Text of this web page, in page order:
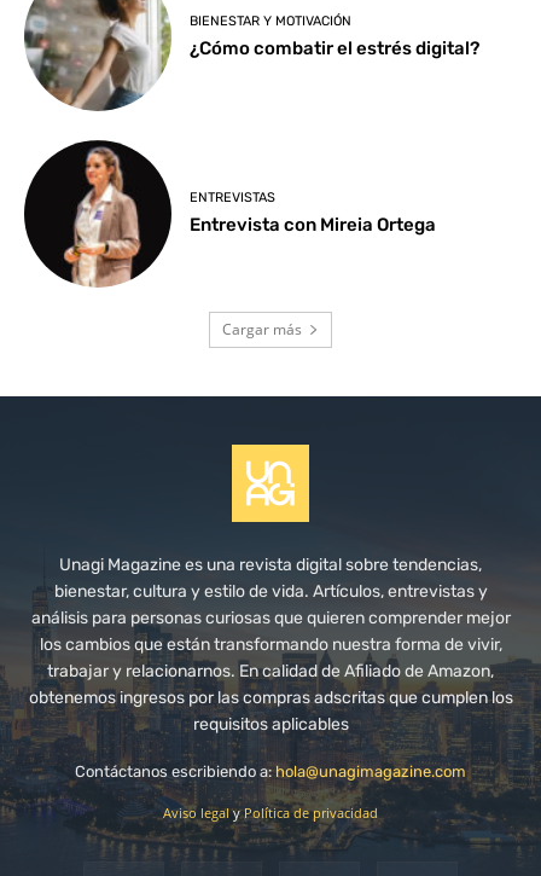
BIENESTAR Y MOTIVACIÓN
¿Cómo combatir el estrés digital?
ENTREVISTAS
Entrevista con Mireia Ortega
Cargar más
Unagi Magazine es una revista digital sobre tendencias,
bienestar, cultura y estilo de vida. Artículos, entrevistas y
análisis para personas curiosas que quieren comprender mejor
los cambios que están transformando nuestra forma de vivir,
trabajar y relacionarnos. En calidad de Afiliado de Amazon,
obtenemos ingresos por las compras adscritas que cumplen los
requisitos aplicables
Contáctanos escribiendo a:hola@unagimagazine.com
Aviso legalyPolítica de privacidad